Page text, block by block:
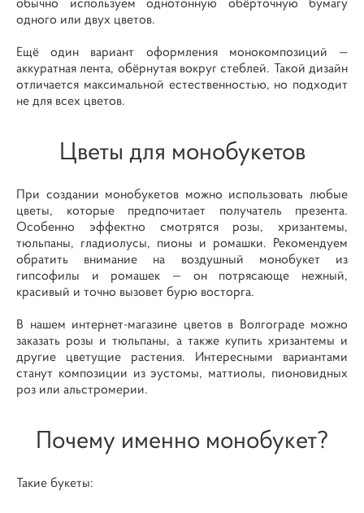
одного или двух цветов.
Ещё один вариант оформления монокомпозиций —
аккуратная лента, обёрнутая вокруг стеблей. Такой дизайн
отличается максимальной естественностью, но подходит
не для всех цветов.
Цветы для монобукетов
При создании монобукетов можно использовать любые
цветы, которые предпочитает получатель презента.
Особенно эффектно смотрятся розы, хризантемы,
тюльпаны, гладиолусы, пионы и ромашки. Рекомендуем
обратить внимание на воздушный монобукет из
гипсофилы и ромашек — он потрясающе нежный,
красивый и точно вызовет бурю восторга.
В нашем интернет-магазине цветов в Волгограде можно
заказать розы и тюльпаны, а также купить хризантемы и
другие цветущие растения. Интересными вариантами
станут композиции из эустомы, маттиолы, пионовидных
роз или альстромерии.
Почему именно монобукет?
Такие букеты: